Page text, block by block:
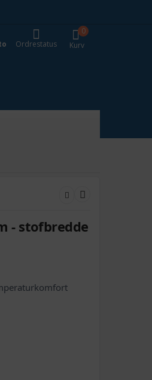
Kurv
0
Ordrestatus
- stofbredde